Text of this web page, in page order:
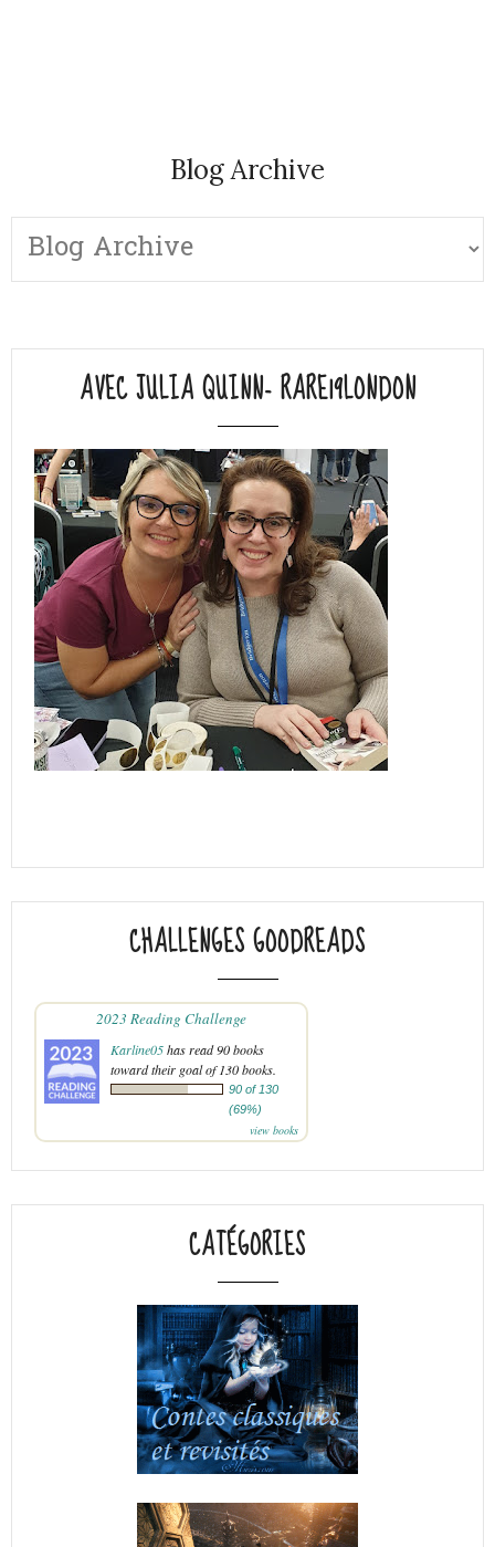
Blog Archive
AVEC JULIA QUINN- RARE19LONDON
CHALLENGES GOODREADS
2023 Reading Challenge
Karline05has read 90 books
toward their goal of 130 books.
90 of 130
(69%)
view books
CATÉGORIES